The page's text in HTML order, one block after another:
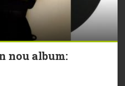
nou album: